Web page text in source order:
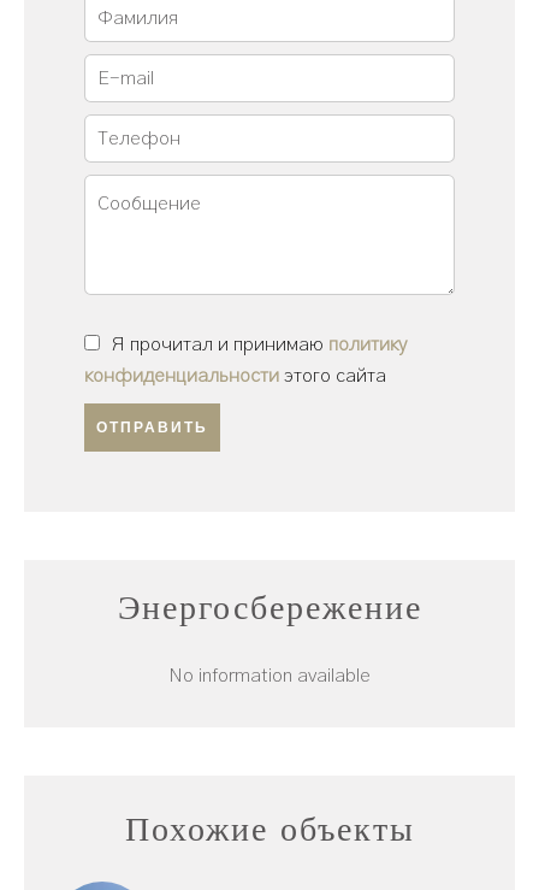
Я прочитал и принимаю политику
конфиденциальности этого сайта
ОТПРАВИТЬ
Энергосбережение
No information available
Похожие объекты